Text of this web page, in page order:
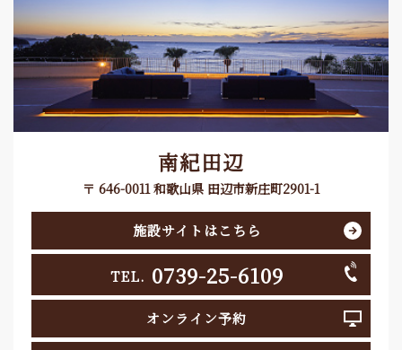
南紀田辺
〒 646-0011 和歌山県 田辺市新庄町2901-1
施設サイトはこちら
TEL. 0739-25-6109
オンライン予約